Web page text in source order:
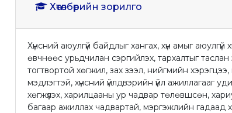
Хөтөлбөрийн зорилго
Хүнсний аюулгүй байдлыг хангах, хүн амыг
өвчнөөс урьдчилан сэргийлэх, тархалтыг таслан
тогтвортой хөгжил, зах зээл, нийгмийн
мэдлэгтэй, хүнсний үйлдвэрийн үйл ажиллагааг
хөгжүүлэх, харилцааны ур чадвар төлөвшсөн,
багаар ажиллах чадвартай, мэргэжлийн гадаад